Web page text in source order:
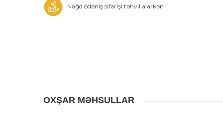
Nəğd ödəniş sifarişi təhvil alarkən
OXŞAR MƏHSULLAR